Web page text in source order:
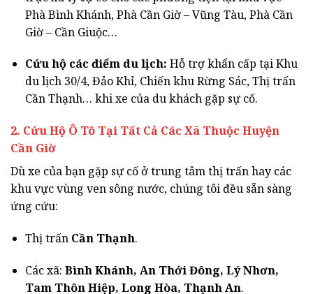
Phà Bình Khánh, Phà Cần Giờ – Vũng Tàu, Phà Cần
Giờ – Cần Giuộc…
Cứu hộ các điểm du lịch: Hỗ trợ khẩn cấp tại Khu
du lịch 30/4, Đảo Khỉ, Chiến khu Rừng Sác, Thị trấn
Cần Thạnh… khi xe của du khách gặp sự cố.
2. Cứu Hộ Ô Tô Tại Tất Cả Các Xã Thuộc Huyện
Cần Giờ
Dù xe của bạn gặp sự cố ở trung tâm thị trấn hay các
khu vực vùng ven sông nước, chúng tôi đều sẵn sàng
ứng cứu:
Thị trấn Cần Thạnh.
Các xã: Bình Khánh, An Thới Đông, Lý Nhơn,
Tam Thôn Hiệp, Long Hòa, Thạnh An.